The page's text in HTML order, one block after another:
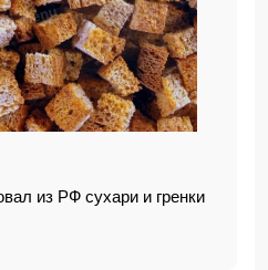
из РФ сухари и гренки